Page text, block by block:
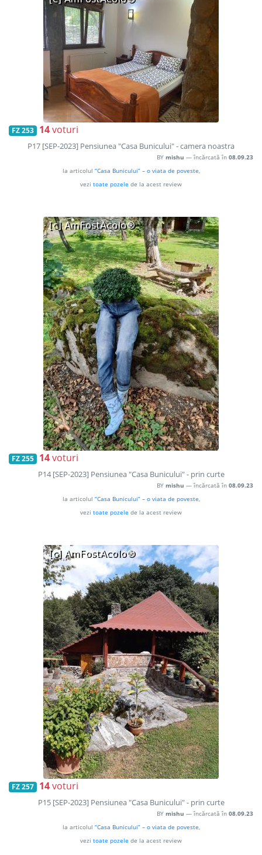
FZ 253 14voturi
P17 [SEP-2023] Pensiunea "Casa Bunicului" - camera noastra
BY mishu — încărcată în 08.09.23
la articolul “Casa Bunicului” – o viata de poveste,
vezi toate pozele de la acest review
FZ 255 14voturi
P14 [SEP-2023] Pensiunea "Casa Bunicului" - prin curte
BY mishu — încărcată în 08.09.23
la articolul “Casa Bunicului” – o viata de poveste,
vezi toate pozele de la acest review
FZ 257 14voturi
P15 [SEP-2023] Pensiunea "Casa Bunicului" - prin curte
BY mishu — încărcată în 08.09.23
la articolul “Casa Bunicului” – o viata de poveste,
vezi toate pozele de la acest review